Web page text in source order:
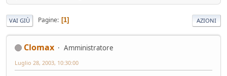
VAI GIÙ Pagine 1 AZIONI
Clomax Amministratore
Luglio 28, 2003, 10:30:00